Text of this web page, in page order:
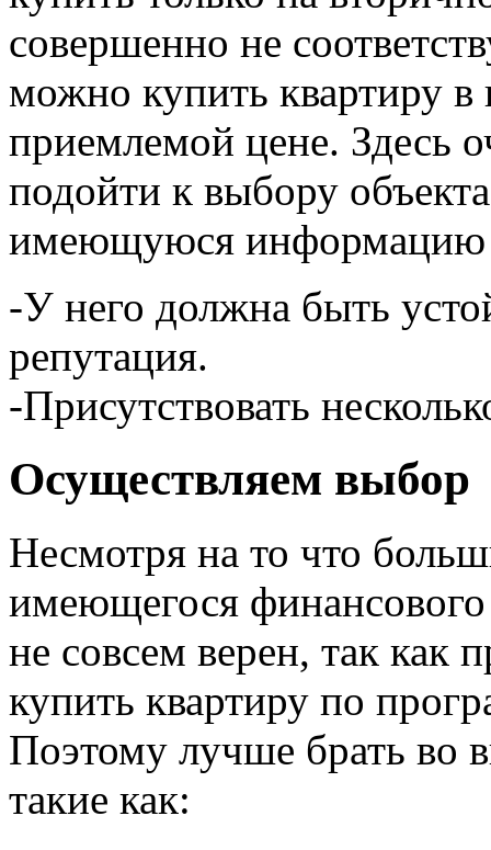
совершенно не
можно купить квартиру в
приемлемой цене. Здесь
подойти к выбору
имеющуюся информацию
-У него должна быть
репутация.
-Присутствовать
Осуществляем выбор
Несмотря на то что
имеющегося финансового
не совсем верен, так как
купить квартиру по
Поэтому лучше брать во
такие как: